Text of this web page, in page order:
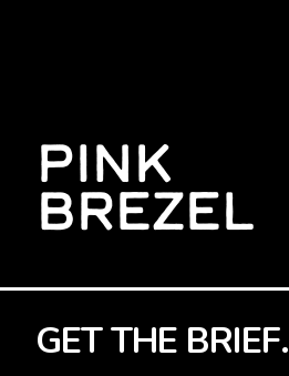
PINK
BREZEL
GET THE BRIEF.